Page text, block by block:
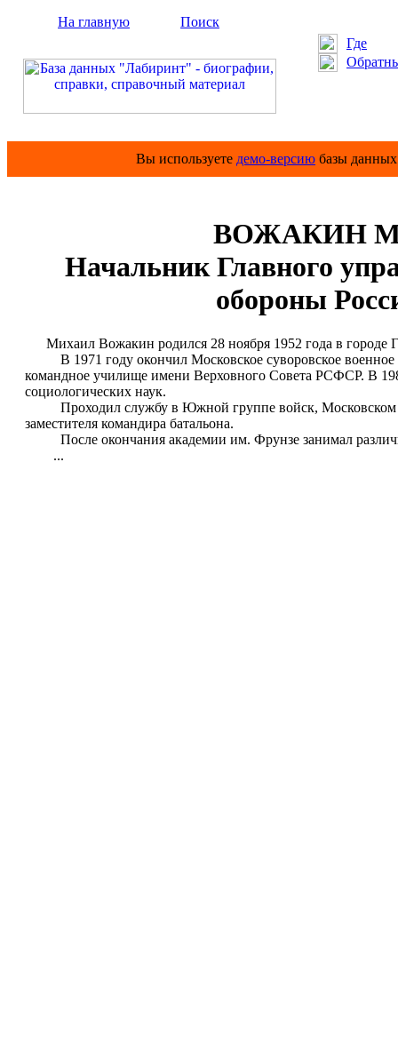
На главную
Поиск
Где
Вы используете демо-версию базы
ВОЖАКИН
Начальник Главного
обороны
Михаил Вожакин родился 28 ноября 1952 года в городе
В 1971 году окончил Московское суворовское военное
командное училище имени Верховного Совета РСФСР. В
социологических наук.
Проходил службу в Южной группе войск, Московском
заместителя командира батальона.
После окончания академии им. Фрунзе занимал
...